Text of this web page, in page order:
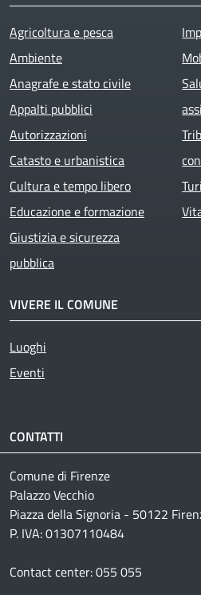
Agricoltura e pesca
Ambiente
Anagrafe e stato civile
Appalti pubblici
Autorizzazioni
Catasto e urbanistica
Cultura e tempo libero
Educazione e formazione
Giustizia e sicurezza
pubblica
VIVERE IL COMUNE
Luoghi
Eventi
CONTATTI
Comune di Firenze
Palazzo Vecchio
Piazza della Signoria - 50122
P. IVA: 01307110484
Contact center: 055 055